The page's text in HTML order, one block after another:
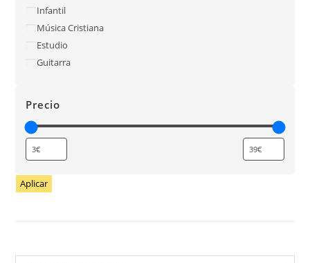
Infantil
Música Cristiana
Estudio
Guitarra
Precio
Aplicar